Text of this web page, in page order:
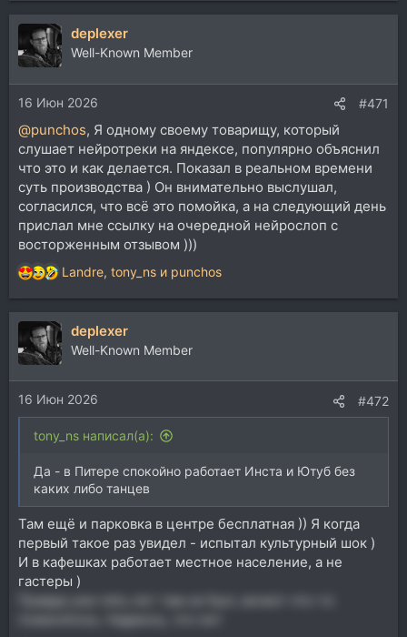
deplexer
Well-Known Member
16 Июн 2026 #471
@punchos, Я одному своему товарищу, который
слушает нейротреки на яндексе, популярно объяснил
что это и как делается. Показал в реальном времени
суть производства ) Он внимательно выслушал,
согласился, что всё это помойка, а на следующий день
прислал мне ссылку на очередной нейрослоп с
восторженным отзывом )))
Р
е
а
ц
и
и
:
Landre, tony_ns и punchos
deplexer
Well-Known Member
16 Июн 2026 #472
tony_ns написал(а):
Да - в Питере спокойно работает Инста и Ютуб без
каких либо танцев
Там ещё и парковка в центре бесплатная )) Я когда
первый такое раз увидел - испытал культурный шок )
И в кафешках работает местное население, а не
гастеры )
Правда уже пять лет там не был, может что-то